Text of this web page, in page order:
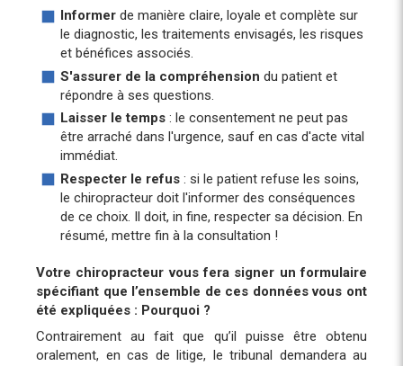
Informer de manière claire, loyale et complète sur
le diagnostic, les traitements envisagés, les risques
et bénéfices associés.
S'assurer de la compréhension du patient et
répondre à ses questions.
Laisser le temps : le consentement ne peut pas
être arraché dans l'urgence, sauf en cas d'acte vital
immédiat.
Respecter le refus : si le patient refuse les soins,
le chiropracteur doit l'informer des conséquences
de ce choix. Il doit, in fine, respecter sa décision. En
résumé, mettre fin à la consultation !
Votre chiropracteur vous fera signer un formulaire
spécifiant que l’ensemble de ces données vous ont
été expliquées : Pourquoi ?
Contrairement au fait que qu’il puisse être obtenu
oralement, en cas de litige, le tribunal demandera au